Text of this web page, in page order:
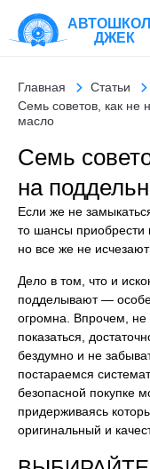
ДЖЕК
Главная
Статьи
Семь советов, как не
масло
Семь
на
Если же не
то шансы приобрести
но все же не
Дело в том, что и
подделывают —
огромна. Впрочем, не
показаться,
бездумно и не
постараемся
безопасной покупке
придерживаясь
оригинальный и